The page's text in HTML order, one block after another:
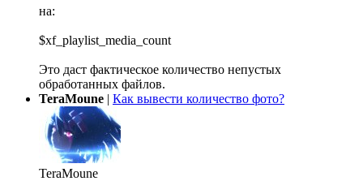
на:
$xf_playlist_media_count
Это даст фактическое количество непустых
обработанных файлов.
TeraMoune | Как вывести количество фото?
TeraMoune